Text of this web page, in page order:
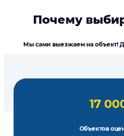
Почему
Мы сами выезжаем на объект!
17
Объектов